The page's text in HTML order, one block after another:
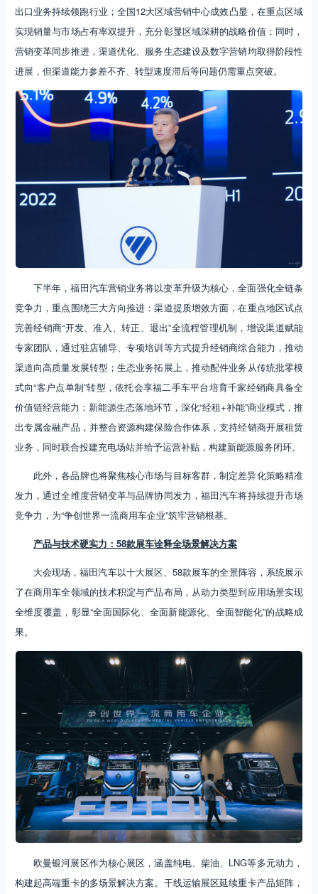
出口业务持续领跑行业；全国12大区域营销中心成效凸显，在重点区域
实现销量与市场占有率双提升，充分彰显区域深耕的战略价值；同时，
营销变革同步推进，渠道优化、服务生态建设及数字营销均取得阶段性
进展，但渠道能力参差不齐、转型速度滞后等问题仍需重点突破。
下半年，福田汽车营销业务将以变革升级为核心，全面强化全链条
竞争力，重点围绕三大方向推进：渠道提质增效方面，在重点地区试点
完善经销商“开发、准入、转正、退出”全流程管理机制，增设渠道赋能
专家团队，通过驻店辅导、专项培训等方式提升经销商综合能力，推动
渠道向高质量发展转型；生态业务拓展上，推动配件业务从传统批零模
式向“客户点单制”转型，依托会享福二手车平台培育千家经销商具备全
价值链经营能力；新能源生态落地环节，深化“经租+补能”商业模式，推
出专属金融产品，并整合资源构建保险合作体系，支持经销商开展租赁
业务，同时联合投建充电场站并给予运营补贴，构建新能源服务闭环。
此外，各品牌也将聚焦核心市场与目标客群，制定差异化策略精准
发力，通过全维度营销变革与品牌协同发力，福田汽车将持续提升市场
竞争力，为“争创世界一流商用车企业”筑牢营销根基。
产品与技术硬实力：58款展车诠释全场景解决方案
大会现场，福田汽车以十大展区、58款展车的全景阵容，系统展示
了在商用车全领域的技术积淀与产品布局，从动力类型到应用场景实现
全维度覆盖，彰显“全面国际化、全面新能源化、全面智能化”的战略成
果。
欧曼银河展区作为核心展区，涵盖纯电、柴油、LNG等多元动力，
构建起高端重卡的多场景解决方案。干线运输展区延续重卡产品矩阵，